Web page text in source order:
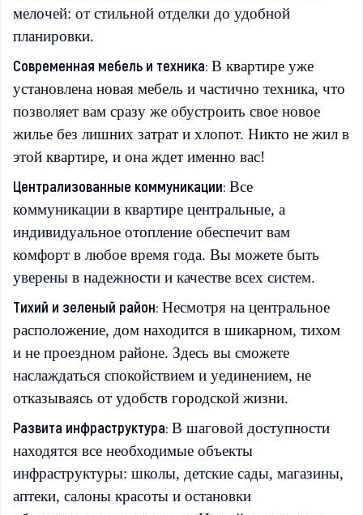
мелочей: от стильной отделки до удобной
планировки.
Современная мебель и техника: В квартире уже
установлена новая мебель и частично техника, что
позволяет вам сразу же обустроить свое новое
жилье без лишних затрат и хлопот. Никто не жил в
этой квартире, и она ждет именно вас!
Централизованные коммуникации: Все
коммуникации в квартире центральные, а
индивидуальное отопление обеспечит вам
комфорт в любое время года. Вы можете быть
уверены в надежности и качестве всех систем.
Тихий и зеленый район: Несмотря на центральное
расположение, дом находится в шикарном, тихом
и не проездном районе. Здесь вы сможете
наслаждаться спокойствием и уединением, не
отказываясь от удобств городской жизни.
Развита инфраструктура: В шаговой доступности
находятся все необходимые объекты
инфраструктуры: школы, детские сады, магазины,
аптеки, салоны красоты и остановки